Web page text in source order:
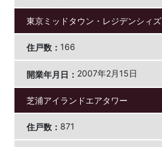
東京ミッドタウン・レジデンシィズ
166
2007年2月15日
芝浦アイランドエアタワー
871